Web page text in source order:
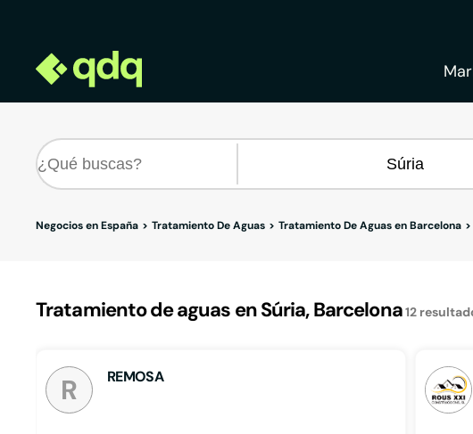
Negocios en España Tratamiento De Aguas Tratamiento De Aguas en Barcelona
Tratamiento de aguas en Súria, Barcelona12
R REMOSA